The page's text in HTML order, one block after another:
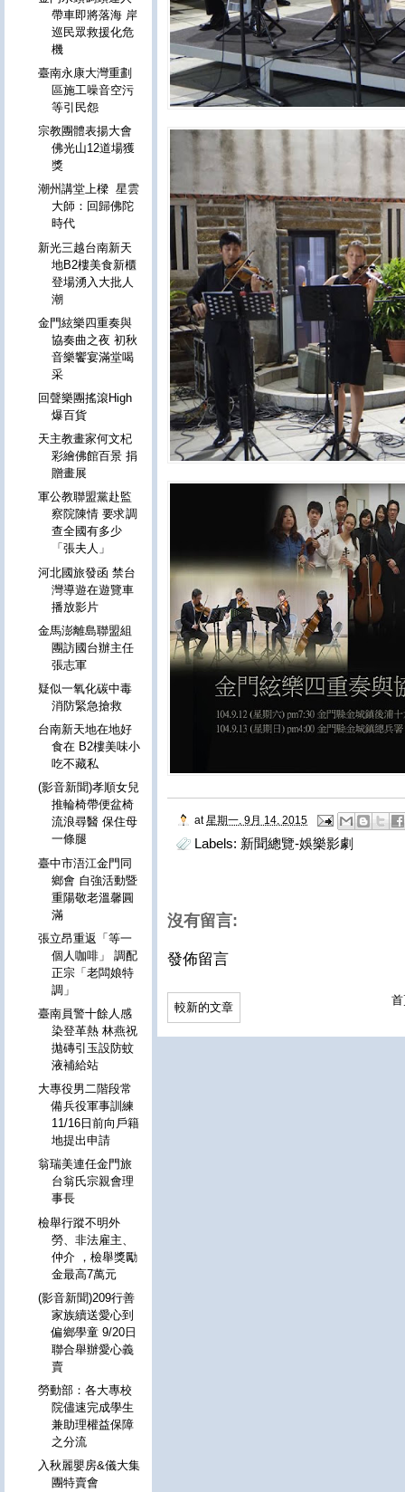
at 星期一, 9月 14, 2015
Labels: 新聞總覽-娛樂影劇
沒有留言:
發佈留言
較新的文章
帶車即將落海 岸
巡民眾救援化危
機
臺南永康大灣重劃
區施工噪音空污
等引民怨
宗教團體表揚大會
佛光山12道場獲
獎
潮州講堂上樑 星雲
大師：回歸佛陀
時代
新光三越台南新天
地B2樓美食新櫃
登場湧入大批人
潮
金門絃樂四重奏與
協奏曲之夜 初秋
音樂饗宴滿堂喝
采
回聲樂團搖滾High
爆百貨
天主教畫家何文杞
彩繪佛館百景 捐
贈畫展
軍公教聯盟黨赴監
察院陳情 要求調
查全國有多少
「張夫人」
河北國旅發函 禁台
灣導遊在遊覽車
播放影片
金馬澎離島聯盟組
團訪國台辦主任
張志軍
疑似一氧化碳中毒
消防緊急搶救
台南新天地在地好
食在 B2樓美味小
吃不藏私
(影音新聞)孝順女兒
推輪椅帶便盆椅
流浪尋醫 保住母
一條腿
臺中市浯江金門同
鄉會 自強活動暨
重陽敬老溫馨圓
滿
張立昂重返「等一
個人咖啡」 調配
正宗「老闆娘特
調」
臺南員警十餘人感
染登革熱 林燕祝
拋磚引玉設防蚊
液補給站
大專役男二階段常
備兵役軍事訓練
11/16日前向戶籍
地提出申請
翁瑞美連任金門旅
台翁氏宗親會理
事長
檢舉行蹤不明外
勞、非法雇主、
仲介 ，檢舉獎勵
金最高7萬元
(影音新聞)209行善
家族續送愛心到
偏鄉學童 9/20日
聯合舉辦愛心義
賣
勞動部：各大專校
院儘速完成學生
兼助理權益保障
之分流
入秋麗嬰房&儀大集
團特賣會